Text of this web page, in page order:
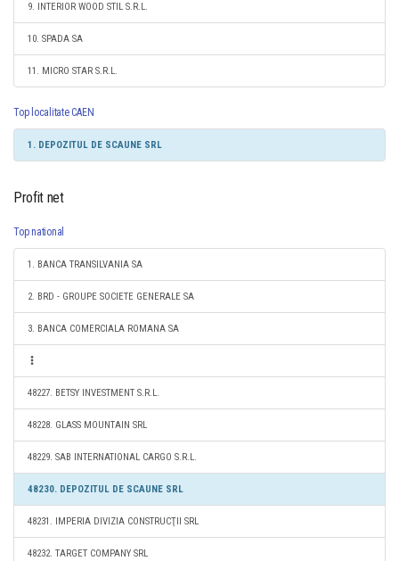
9. INTERIOR WOOD STIL S.R.L.
10. SPADA SA
11. MICRO STAR S.R.L.
Top localitate CAEN
1. DEPOZITUL DE SCAUNE SRL
Profit net
Top national
1. BANCA TRANSILVANIA SA
2. BRD - GROUPE SOCIETE GENERALE SA
3. BANCA COMERCIALA ROMANA SA
48227. BETSY INVESTMENT S.R.L.
48228. GLASS MOUNTAIN SRL
48229. SAB INTERNATIONAL CARGO S.R.L.
48230. DEPOZITUL DE SCAUNE SRL
48231. IMPERIA DIVIZIA CONSTRUCŢII SRL
48232. TARGET COMPANY SRL